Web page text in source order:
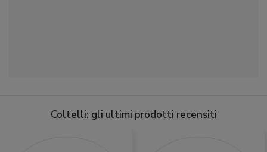
Coltelli: gli ultimi prodotti recensiti